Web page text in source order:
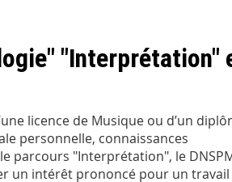
"Interprétation"
licence de Musique ou d’un
personnelle, connaissances
parcours "Interprétation", le
un intérêt prononcé pour un travail